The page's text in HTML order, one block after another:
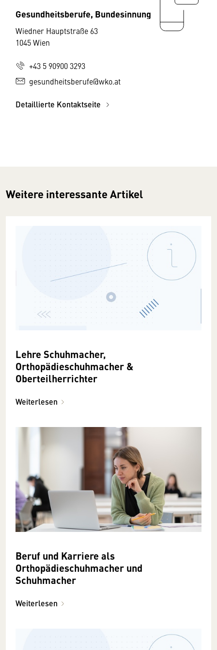
Gesundheitsberufe, Bundesinnung
Wiedner Hauptstraße 63
1045 Wien
+43 5 90900 3293
gesundheitsberufe@wko.at
Detaillierte Kontaktseite
Weitere interessante Artikel
Lehre Schuhmacher,
Orthopädieschuhmacher &
Oberteilherrichter
Weiterlesen
Beruf und Karriere als
Orthopädieschuhmacher und
Schuhmacher
Weiterlesen